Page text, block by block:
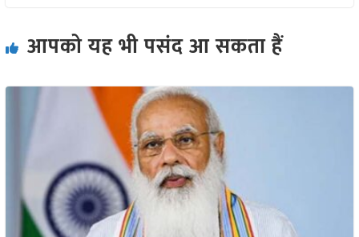
आपको यह भी पसंद आ सकता हैं